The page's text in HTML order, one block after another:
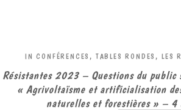
IN CONFÉRENCES, TABLES RONDES , LES
Résistantes 2023 – Questions du public
« Agrivoltaïsme et artificialisation
naturelles et forestières » –